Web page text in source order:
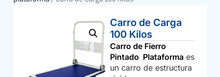
Carro de Carga
100 Kilos
Carro de Fierro
Pintado Plataforma es
un carro de estructura